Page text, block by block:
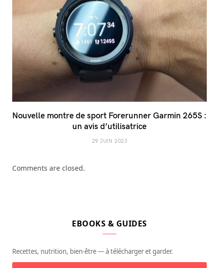
Nouvelle montre de sport Forerunner Garmin 265S :
un avis d’utilisatrice
29 JUIN 2023
Comments are closed.
EBOOKS & GUIDES
Recettes, nutrition, bien-être — à télécharger et garder.